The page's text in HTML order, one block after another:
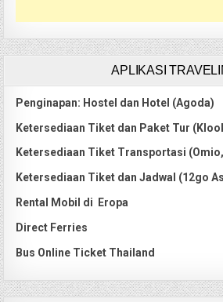
APLIKASI
Penginapan: Hostel dan Hotel (Agoda)
Ketersediaan Tiket dan Paket Tur
Ketersediaan Tiket Transportasi
Ketersediaan Tiket dan Jadwal (12go
Rental Mobil di Eropa
Direct Ferries
Bus Online Ticket Thailand